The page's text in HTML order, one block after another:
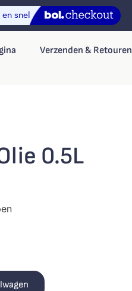
Verzenden & Retouren
0.5L